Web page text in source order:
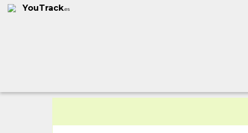
YouTrack.es